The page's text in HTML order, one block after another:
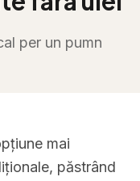
per un pumn
mai
păstrând